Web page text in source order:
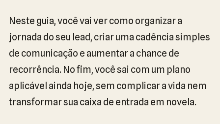
Neste guia, você vai ver como organizar a
jornada do seu lead, criar uma cadência simples
de comunicação e aumentar a chance de
recorrência. No fim, você sai com um plano
aplicável ainda hoje, sem complicar a vida nem
transformar sua caixa de entrada em novela.